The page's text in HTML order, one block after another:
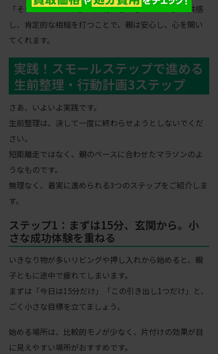
「そうだったんだね」「大切にしてきたんだね」と共感
し、肯定的な相槌を打つことで、親は安心し、心を開い
てくれます。
実践！スモールステップで進める
生前整理・行動計画3ステップ
さあ、いよいよ実践です。
生前整理は、決して一度に終わらせようとしないでくだ
さい。
短距離走ではなく、親のペースに合わせたマラソンのよ
うなものです。
無理なく、着実に進められる3つのステップをご紹介しま
す。
ステップ1：まずは15分、玄関から。小
さな成功体験を重ねる
いきなり物が多いリビングや押し入れから始めると、親
子ともに途中で疲れてしまいます。
まずは「今日は15分だけ」「この引き出し1つだけ」と、
ごく小さな目標を立てましょう。
始める場所は、比較的モノが少なく、片付けの効果が目
に見えやすい場所がおすすめです。